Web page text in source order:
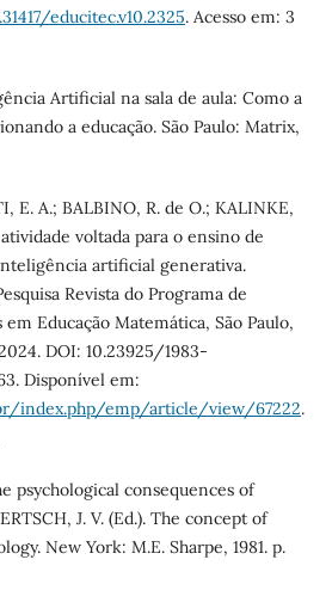
educitec.v10.2325. Acesso em: 3
Artificial na sala de aula: Como a
a educação. São Paulo: Matrix,
E. A.; BALBINO, R. de O.; KALINKE,
voltada para o ensino de
artificial generativa.
Revista do Programa de
em Educação Matemática, São Paulo,
DOI: 10.23925/1983-
Disponível em:
index.php/emp/article/view/67222.
psychological consequences of
J. V. (Ed.). The concept of
New York: M.E. Sharpe, 1981. p.